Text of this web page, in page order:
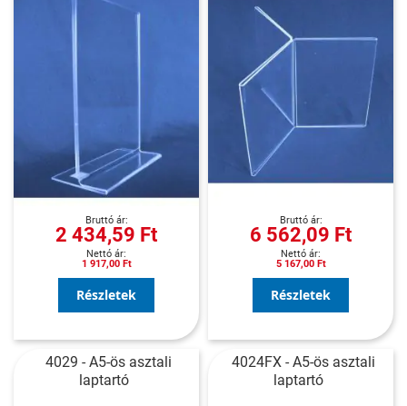
2 434,59 Ft
1 917,00 Ft
Részletek
6 562,09 Ft
5 167,00 Ft
Részletek
4029 - A5-ös asztali
laptartó
4024FX - A5-ös asztali
laptartó